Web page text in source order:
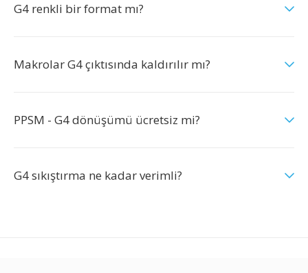
G4 renkli bir format mı?
Makrolar G4 çıktısında kaldırılır mı?
PPSM - G4 dönüşümü ücretsiz mi?
G4 sıkıştırma ne kadar verimli?